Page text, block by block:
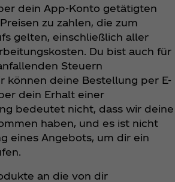
dein App-Konto getätigten
zu zahlen, die zum
gelten, einschließlich aller
Du bist auch für
Steuern
können deine Bestellung per E-
dein Erhalt einer
bedeutet nicht, dass wir deine
haben, und es ist nicht
eines Angebots, um dir ein
an die von dir